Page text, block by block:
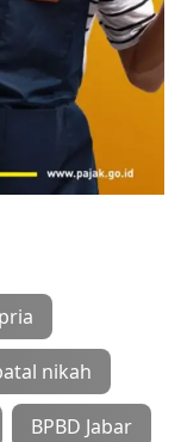
nikah
BPBD Jabar